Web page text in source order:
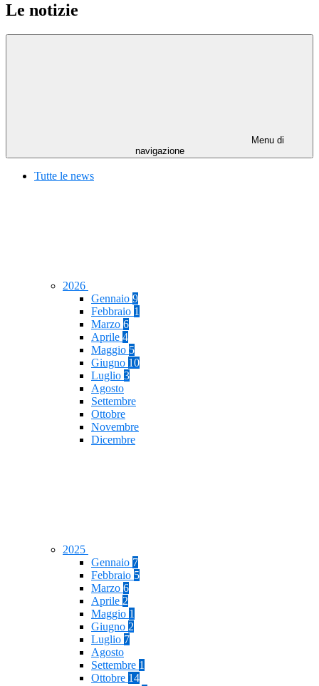
Le notizie
Menu di
navigazione
Tutte le news
2026
Gennaio 9
Febbraio 1
Marzo 6
Aprile 4
Maggio 5
Giugno 10
Luglio 3
Agosto
Settembre
Ottobre
Novembre
Dicembre
2025
Gennaio 7
Febbraio 5
Marzo 6
Aprile 2
Maggio 1
Giugno 2
Luglio 7
Agosto
Settembre 1
Ottobre 14